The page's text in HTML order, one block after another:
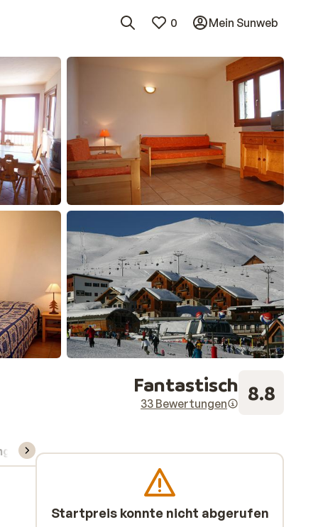
0 Mein Sunweb
Fantastisch
33 Bewertungen 8.8
Skipass/Kurse/Material
Startpreis konnte nicht abgerufen